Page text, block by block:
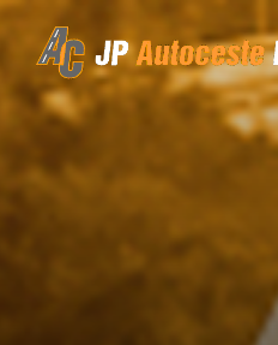
Skip to content